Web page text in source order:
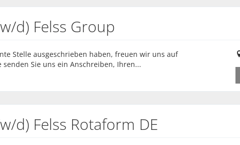
d) Felss Group
Stelle ausgeschrieben haben, freuen wir uns auf
Sie uns ein Anschreiben, Ihren...
d) Felss Rotaform DE